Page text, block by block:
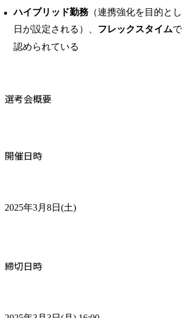
ハイブリッド勤務 （連携強化を目的と
日が設定される）、 フレックスタイム
認められている
選考会概要
開催日時
2025年3月8日(土)
締切日時